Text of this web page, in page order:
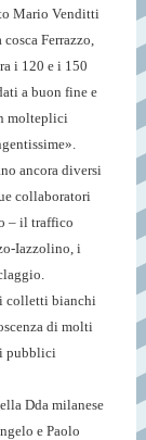
Mario Venditti
Ferrazzo,
i 120 e i 150
a buon fine e
molteplici
ancora diversi
collaboratori
– il traffico
Iazzolino, i
colletti bianchi
di molti
pubblici
Dda milanese
e Paolo